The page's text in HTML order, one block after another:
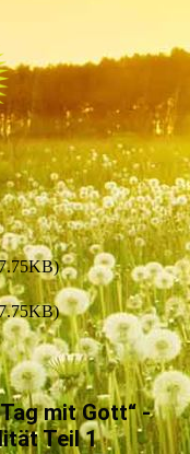
mit Gott“ -
Teil 1